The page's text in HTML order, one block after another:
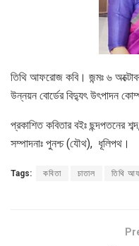
তিথি আফরোজ কবি। জন্মঃ ৬
উন্নয়ন বোর্ডের বিদ্যুৎ উৎপাদন
প্রকাশিত কবিতার বইঃ ছন্দপতনের
সম্পাদনাঃ পুনশ্চ (যৌথ), ধূলিপথ।
Tags: কবিতা চাতাল তিথি